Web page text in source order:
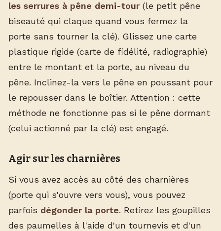
les serrures à pêne demi-tour (le petit pêne
biseauté qui claque quand vous fermez la
porte sans tourner la clé). Glissez une carte
plastique rigide (carte de fidélité, radiographie)
entre le montant et la porte, au niveau du
pêne. Inclinez-la vers le pêne en poussant pour
le repousser dans le boîtier. Attention : cette
méthode ne fonctionne pas si le pêne dormant
(celui actionné par la clé) est engagé.
Agir sur les charnières
Si vous avez accès au côté des charnières
(porte qui s'ouvre vers vous), vous pouvez
parfois dégonder la porte. Retirez les goupilles
des paumelles à l'aide d'un tournevis et d'un